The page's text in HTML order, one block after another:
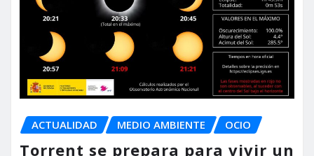
ACTUALIDAD MEDIO AMBIENTE OCIO
Torrent se prepara para vivir un